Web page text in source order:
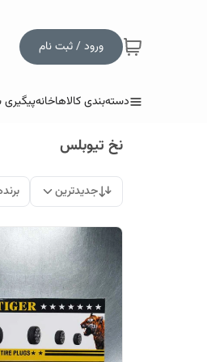
ورود / ثبت نام
دسته‌بندی کالاهاخانه
نخ تیوبلس
جدیدترین